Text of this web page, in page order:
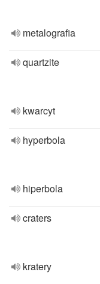
metalografia
quartzite
kwarcyt
hyperbola
hiperbola
craters
kratery